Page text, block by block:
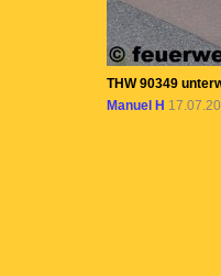
THW 90349
Manuel H